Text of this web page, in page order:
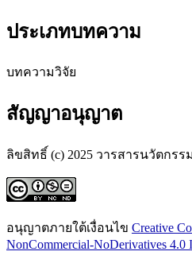
ประเภทบทความ
บทความวิจัย
สัญญาอนุญาต
ลิขสิทธิ์ (c) 2025 วารสารนวัตกร
อนุญาตภายใต้เงื่อนไข Creative
NonCommercial-NoDerivatives 4.0